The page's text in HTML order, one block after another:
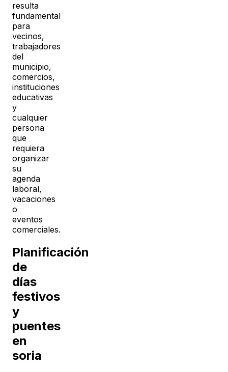
resulta
fundamental
para
vecinos,
trabajadores
del
municipio,
comercios,
instituciones
educativas
y
cualquier
persona
que
requiera
organizar
su
agenda
laboral,
vacaciones
o
eventos
comerciales.
Planificación
de
días
festivos
y
puentes
en
soria